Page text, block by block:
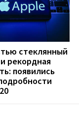
стеклянный
рекордная
появились